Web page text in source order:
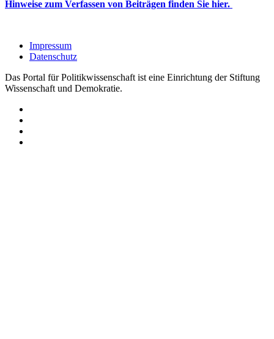
Hinweise zum Verfassen von Beiträgen finden Sie hier.
Impressum
Datenschutz
Das Portal für Politikwissenschaft ist eine Einrichtung der Stiftung
Wissenschaft und Demokratie.